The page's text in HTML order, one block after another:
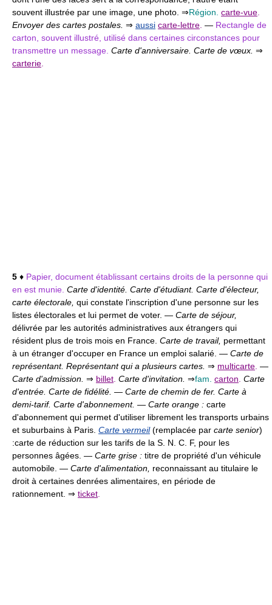
souvent illustrée par une image, une photo. ⇒Région. carte-vue
Envoyer des cartes postales. ⇒ aussi carte-lettre — Rectangle de
carton, souvent illustré, utilisé dans certaines circonstances pour
transmettre un message. Carte d'anniversaire. Carte de vœux. ⇒
carterie
5 ♦ Papier, document établissant certains droits de la personne qui
en est munie. Carte d'identité. Carte d'étudiant. Carte d'électeur,
carte électorale, qui constate l'inscription d'une personne sur les
listes électorales et lui permet de voter. — Carte de séjour,
délivrée par les autorités administratives aux étrangers qui
résident plus de trois mois en France. Carte de travail, permettant
à un étranger d'occuper en France un emploi salarié. — Carte de
représentant. Représentant qui a plusieurs cartes. ⇒ multicarte —
Carte d'admission. ⇒ billet Carte d'invitation. ⇒fam. carton Carte
d'entrée. Carte de fidélité. — Carte de chemin de fer. Carte à
demi-tarif. Carte d'abonnement. — Carte orange : carte
d'abonnement qui permet d'utiliser librement les transports urbains
et suburbains à Paris. Carte vermeil (remplacée par carte senior)
:carte de réduction sur les tarifs de la S. N. C. F, pour les
personnes âgées. — Carte grise : titre de propriété d'un véhicule
automobile. — Carte d'alimentation, reconnaissant au titulaire le
droit à certaines denrées alimentaires, en période de
rationnement. ⇒ ticket